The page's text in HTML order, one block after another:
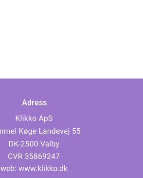
Adress
web: www.klikko.dk